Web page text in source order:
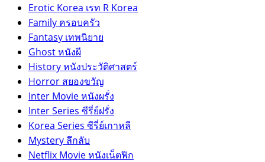
Erotic Korea เรท R Korea
Family ครอบครัว
Fantasy เทพนิยาย
Ghost หนังผี
History หนังประวัติศาสตร์
Horror สยองขวัญ
Inter Movie หนังผรั่ง
Inter Series ซีรี่ย์ฝรั่ง
Korea Series ซีรี่ย์เกาหลี
Mystery ลึกลับ
Netflix Movie หนังเน็ตฟิก